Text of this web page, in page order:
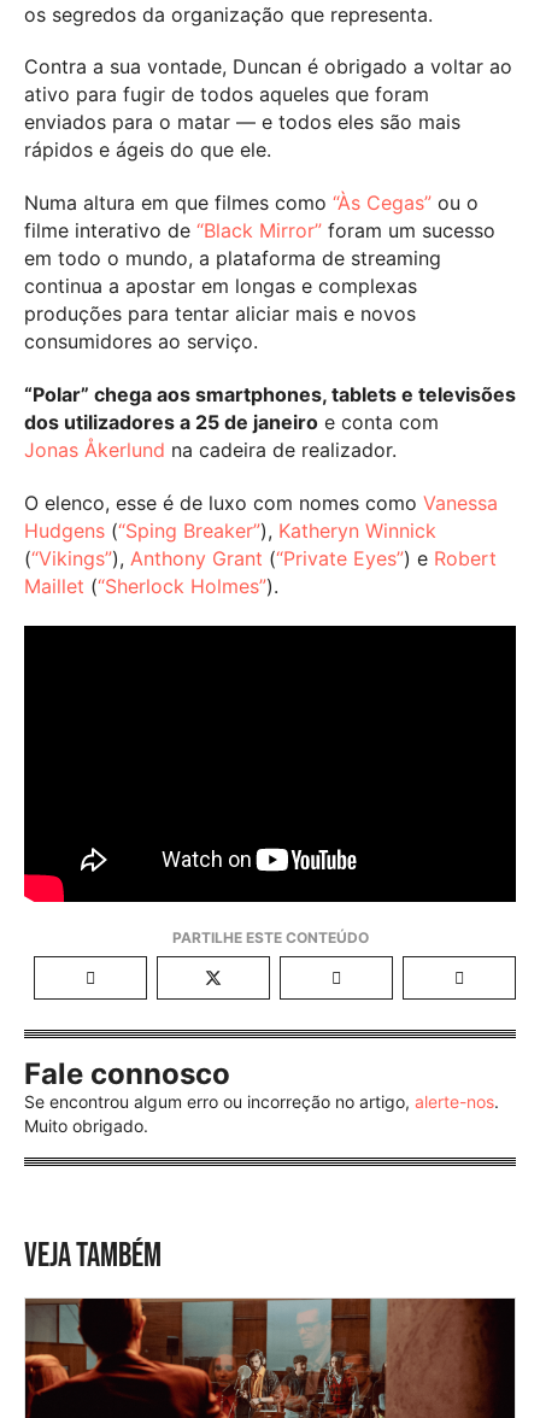
os segredos da organização que representa.
Contra a sua vontade, Duncan é obrigado a voltar ao
ativo para fugir de todos aqueles que foram
enviados para o matar — e todos eles são mais
rápidos e ágeis do que ele.
Numa altura em que filmes como “Às Cegas” ou o
filme interativo de “Black Mirror” foram um sucesso
em todo o mundo, a plataforma de streaming
continua a apostar em longas e complexas
produções para tentar aliciar mais e novos
consumidores ao serviço.
“Polar” chega aos smartphones, tablets e televisões
dos utilizadores a 25 de janeiro e conta com
Jonas Åkerlund na cadeira de realizador.
O elenco, esse é de luxo com nomes como Vanessa
Hudgens (“Sping Breaker”), Katheryn Winnick
(“Vikings”), Anthony Grant (“Private Eyes”) e Robert
Maillet (“Sherlock Holmes”).
Fale connosco
Se encontrou algum erro ou incorreção no artigo, alerte-nos.
Muito obrigado.
VEJA TAMBÉM